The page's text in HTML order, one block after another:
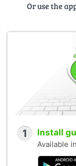
Or use the
1 Install
Available